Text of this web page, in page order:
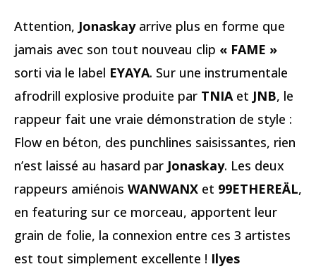
Attention, Jonaskayarrive plus en forme que
jamais avec son tout nouveau clip « FAME »
sorti via le label EYAYA. Sur une instrumentale
afrodrill explosive produite par TNIAet JNB, le
rappeur fait une vraie démonstration de style :
Flow en béton, des punchlines saisissantes, rien
n’est laissé au hasard par Jonaskay. Les deux
rappeurs amiénois WANWANX et 99ETHEREÄL,
en featuring sur ce morceau, apportent leur
grain de folie, la connexion entre ces 3 artistes
est tout simplement excellente ! Ilyes